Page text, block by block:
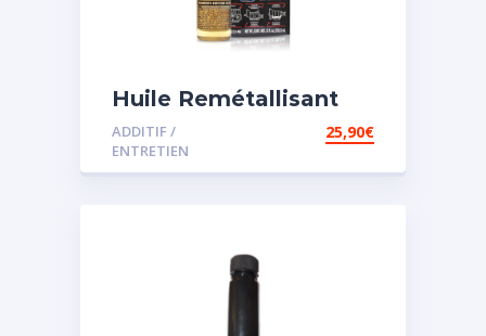
Huile Remétallisant
Moteur SMT2
ADDITIF /
ENTRETIEN
25,90€